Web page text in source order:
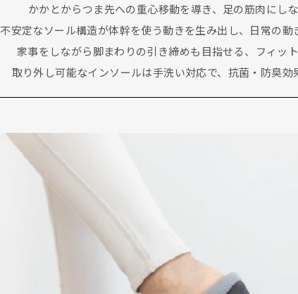
かかとからつま先への重心移動を導き、足の筋肉にし
不安定なソール構造が体幹を使う動きを生み出し、日常の動
家事をしながら脚まわりの引き締めも目指せる、フィッ
取り外し可能なインソールは手洗い対応で、抗菌・防臭効